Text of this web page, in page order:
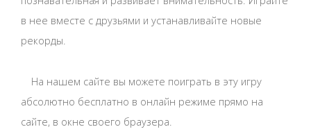
в нее вместе с друзьями и устанавливайте новые
рекорды.
На нашем сайте вы можете поиграть в эту игру
абсолютно бесплатно в онлайн режиме прямо на
сайте, в окне своего браузера.